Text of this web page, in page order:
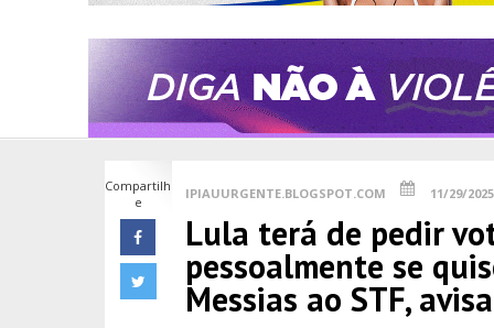
Compartilh
e
IPIAUURGENTE.BLOGSPOT.COM 11/29/
Lula terá de pedir
pessoalmente se
Messias ao STF,